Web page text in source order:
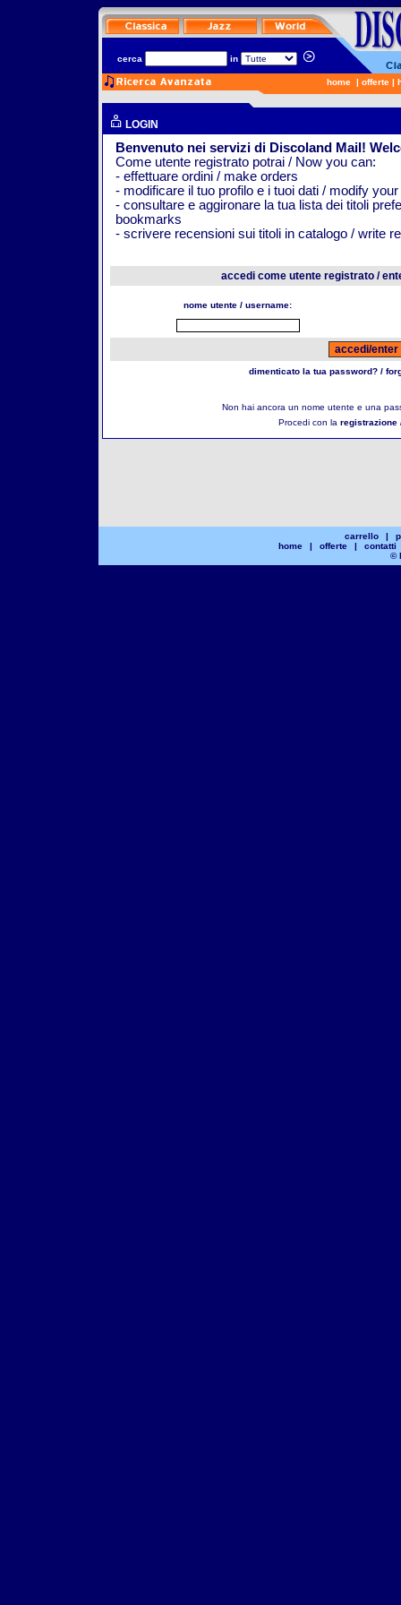
cerca in
home | offerte |
LOGIN
Benvenuto nei servizi di Discoland Mail!
Come utente registrato potrai / Now you can:
- effettuare ordini / make orders
- modificare il tuo profilo e i tuoi dati / modify your
- consultare e aggironare la tua lista dei titoli
bookmarks
- scrivere recensioni sui titoli in catalogo / write
accedi come utente registrato /
nome utente / username:
dimenticato la tua password? /
Non hai ancora un nome utente e una
Procedi con la registrazione
carrello |
home
| offerte |
contatti
©